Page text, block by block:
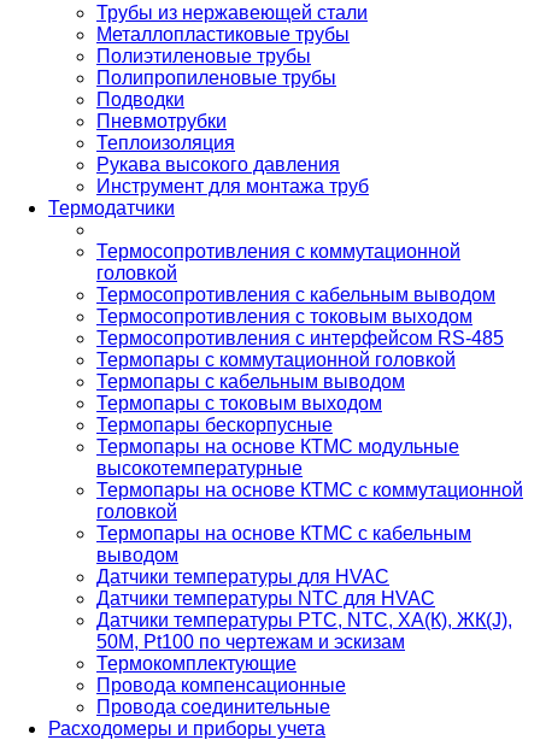
Трубы из нержавеющей стали
Металлопластиковые трубы
Полиэтиленовые трубы
Полипропиленовые трубы
Подводки
Пневмотрубки
Теплоизоляция
Рукава высокого давления
Инструмент для монтажа труб
Термодатчики
Термосопротивления с коммутационной
головкой
Термосопротивления с кабельным выводом
Термосопротивления с токовым выходом
Термосопротивления с интерфейсом RS-485
Термопары с коммутационной головкой
Термопары с кабельным выводом
Термопары с токовым выходом
Термопары бескорпусные
Термопары на основе КТМС модульные
высокотемпературные
Термопары на основе КТМС с коммутационной
головкой
Термопары на основе КТМС с кабельным
выводом
Датчики температуры для HVAC
Датчики температуры NTC для HVAC
Датчики температуры PTС, NTC, ХА(К), ЖК(J),
50М, Pt100 по чертежам и эскизам
Термокомплектующие
Провода компенсационные
Провода соединительные
Расходомеры и приборы учета